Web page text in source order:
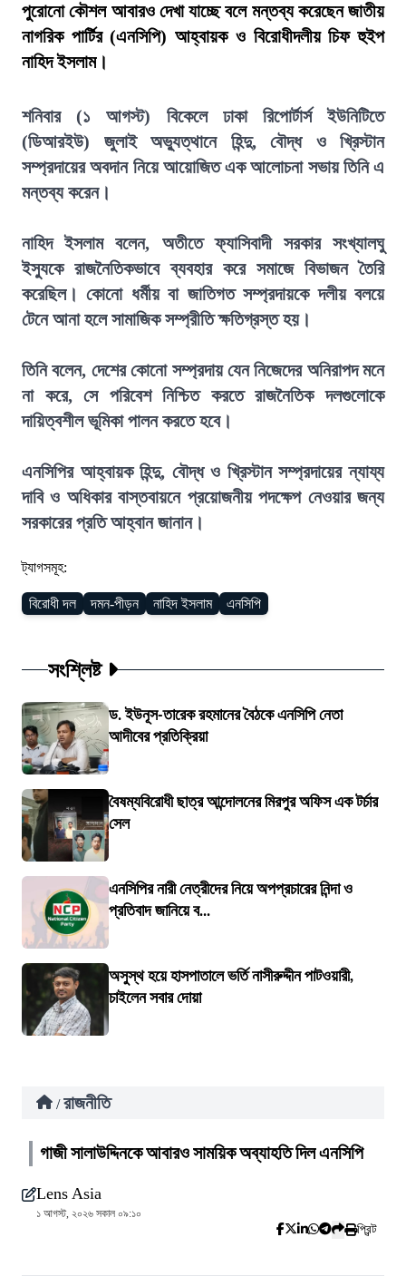
পুরোনো কৌশল আবারও দেখা যাচ্ছে বলে মন্তব্য করেছেন জাতীয়
নাগরিক পার্টির (এনসিপি) আহ্বায়ক ও বিরোধীদলীয় চিফ হুইপ
নাহিদ ইসলাম।
শনিবার (১ আগস্ট) বিকেলে ঢাকা রিপোর্টার্স ইউনিটিতে
(ডিআরইউ) জুলাই অভ্যুত্থানে হিন্দু, বৌদ্ধ ও খ্রিস্টান
সম্প্রদায়ের অবদান নিয়ে আয়োজিত এক আলোচনা সভায় তিনি এ
মন্তব্য করেন।
নাহিদ ইসলাম বলেন, অতীতে ফ্যাসিবাদী সরকার সংখ্যালঘু
ইস্যুকে রাজনৈতিকভাবে ব্যবহার করে সমাজে বিভাজন তৈরি
করেছিল। কোনো ধর্মীয় বা জাতিগত সম্প্রদায়কে দলীয় বলয়ে
টেনে আনা হলে সামাজিক সম্প্রীতি ক্ষতিগ্রস্ত হয়।
তিনি বলেন, দেশের কোনো সম্প্রদায় যেন নিজেদের অনিরাপদ মনে
না করে, সে পরিবেশ নিশ্চিত করতে রাজনৈতিক দলগুলোকে
দায়িত্বশীল ভূমিকা পালন করতে হবে।
এনসিপির আহ্বায়ক হিন্দু, বৌদ্ধ ও খ্রিস্টান সম্প্রদায়ের ন্যায্য
দাবি ও অধিকার বাস্তবায়নে প্রয়োজনীয় পদক্ষেপ নেওয়ার জন্য
সরকারের প্রতি আহ্বান জানান।
ট্যাগসমূহ:
বিরোধী দল দমন-পীড়ন নাহিদ ইসলাম এনসিপি
সংশ্লিষ্ট
ড. ইউনূস-তারেক রহমানের বৈঠকে এনসিপি নেতা
আদীবের প্রতিক্রিয়া
বৈষম্যবিরোধী ছাত্র আন্দোলনের মিরপুর অফিস এক টর্চার
সেল
এনসিপির নারী নেত্রীদের নিয়ে অপপ্রচারের নিন্দা ও
প্রতিবাদ জানিয়ে ব...
অসুস্থ হয়ে হাসপাতালে ভর্তি নাসীরুদ্দীন পাটওয়ারী,
চাইলেন সবার দোয়া
/ রাজনীতি
গাজী সালাউদ্দিনকে আবারও সাময়িক অব্যাহতি দিল এনসিপি
Lens Asia
১ আগস্ট, ২০২৬ সকাল ০৯:১০
প্রিন্ট